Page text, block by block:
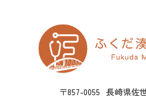
〒857-0055 長崎県佐